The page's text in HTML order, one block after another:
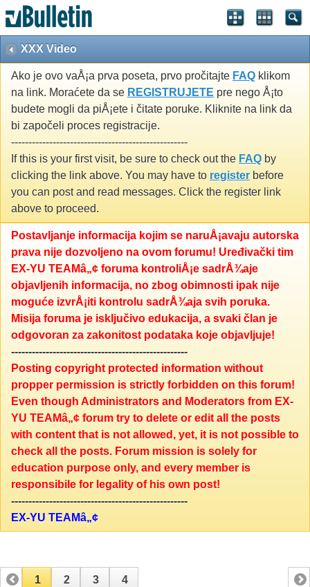
XXX Video
Ako je ovo vaÅ¡a prva poseta, prvo pročitajte FAQ klikom
na link. Moraćete da se REGISTRUJETE pre nego Å¡to
budete mogli da piÅ¡ete i čitate poruke. Kliknite na link da
bi započeli proces registracije.
---------------------------------------------------
If this is your first visit, be sure to check out the FAQ by
clicking the link above. You may have to register before
you can post and read messages. Click the register link
above to proceed.
Postavljanje informacija kojim se naruÅ¡avaju autorska
prava nije dozvoljeno na ovom forumu! Uređivački tim
EX-YU TEAMâ„¢ foruma kontroliÅ¡e sadrÅ¾aje
objavljenih informacija, no zbog obimnosti ipak nije
moguće izvrÅ¡iti kontrolu sadrÅ¾aja svih poruka.
Misija foruma je isključivo edukacija, a svaki član je
odgovoran za zakonitost podataka koje objavljuje!
---------------------------------------------------
Posting copyright protected information without
propper permission is strictly forbidden on this forum!
Even though Administrators and Moderators from EX-
YU TEAMâ„¢ forum try to delete or edit all the posts
with content that is not allowed, yet, it is not possible to
check all the posts. Forum mission is solely for
education purpose only, and every member is
responsibile for legality of his own post!
---------------------------------------------------
EX-YU TEAMâ„¢
1 2 3 4